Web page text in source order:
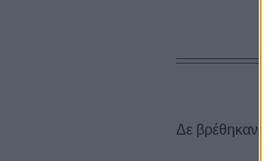
Δε βρέθηκαν